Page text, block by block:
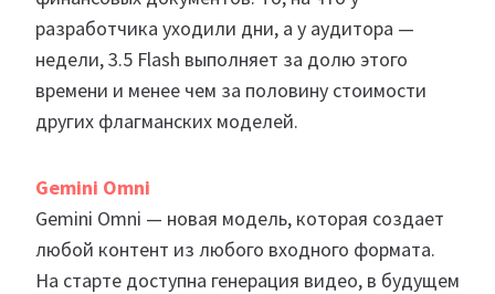
разработчика уходили дни, а у аудитора —
недели, 3.5 Flash выполняет за долю этого
времени и менее чем за половину стоимости
других флагманских моделей.
Gemini Omni
Gemini Omni — новая модель, которая создает
любой контент из любого входного формата.
На старте доступна генерация видео, в будущем